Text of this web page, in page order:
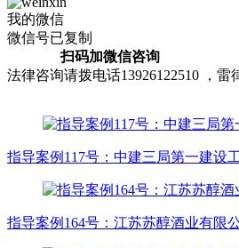
我的微信
微信号已复制
扫码加微信咨询
法律咨询请拨电话13926122510 ，
指导案例117号：中建三局第一建设
指导案例164号：江苏苏醇酒业有限